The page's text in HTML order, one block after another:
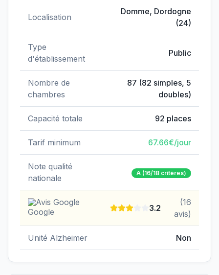
Localisation
Domme, Dordogne
(24)
Type
d'établissement
Public
Nombre de
chambres
87 (82 simples, 5
doubles)
Capacité totale 92 places
Tarif minimum 67.66€/jour
Note qualité
nationale
A (16/18 critères)
Avis Google
3.2
(16
avis)
Unité Alzheimer Non